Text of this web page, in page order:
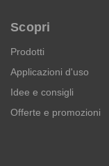
Scopri
Prodotti
Applicazioni d'uso
Idee e consigli
Offerte e promozioni